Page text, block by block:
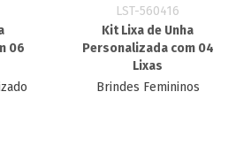
06
LST-560416
Kit Lixa de Unha
Personalizada com 04
Lixas
Brindes Femininos